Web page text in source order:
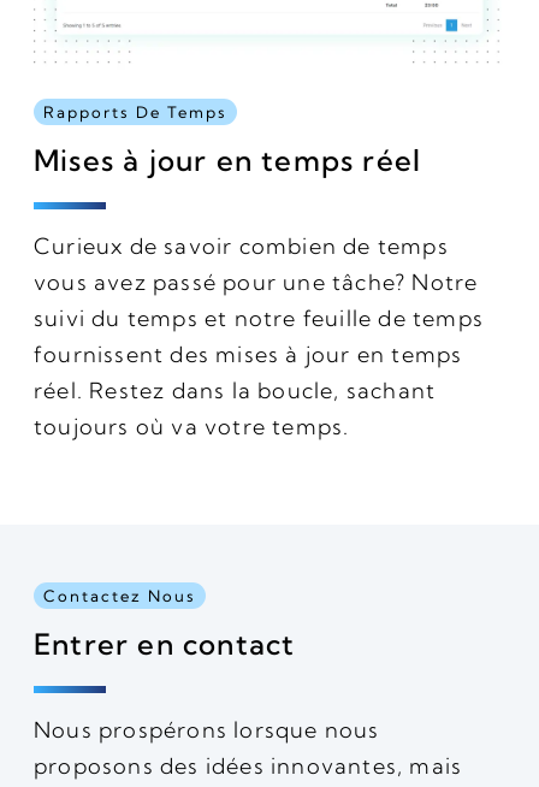
Rapports De Temps
Mises à jour en temps réel
Curieux de savoir combien de temps
vous avez passé pour une tâche? Notre
suivi du temps et notre feuille de temps
fournissent des mises à jour en temps
réel. Restez dans la boucle, sachant
toujours où va votre temps.
Contactez Nous
Entrer en contact
Nous prospérons lorsque nous
proposons des idées innovantes, mais